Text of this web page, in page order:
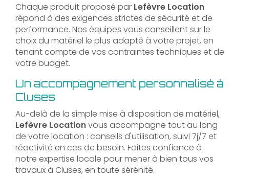
Chaque produit proposé par Lefèvre Location
répond à des exigences strictes de sécurité et de
performance. Nos équipes vous conseillent sur le
choix du matériel le plus adapté à votre projet, en
tenant compte de vos contraintes techniques et de
votre budget.
Un accompagnement personnalisé à
Cluses
Au-delà de la simple mise à disposition de matériel,
Lefèvre Locationvous accompagne tout au long
de votre location : conseils d'utilisation, suivi 7j/7 et
réactivité en cas de besoin. Faites confiance à
notre expertise locale pour mener à bien tous vos
travaux à Cluses, en toute sérénité.